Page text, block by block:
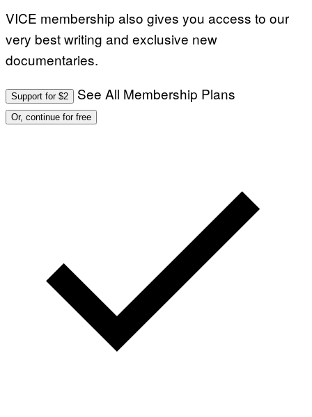
VICE membership also gives you access to our
very best writing and exclusive new
documentaries.
Support for $2 See All Membership Plans
Or, continue for free